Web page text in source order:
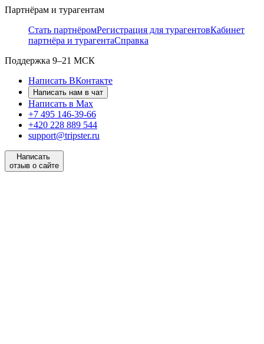
Партнёрам и турагентам
Стать партнёромРегистрация для турагентовКабинет
партнёра и турагентаСправка
Поддержка 9–21 МСК
Написать ВКонтакте
Написать нам в чат
Написать в Max
+7 495 146-39-66
+420 228 889 544
support@tripster.ru
Написать
отзыв о сайте